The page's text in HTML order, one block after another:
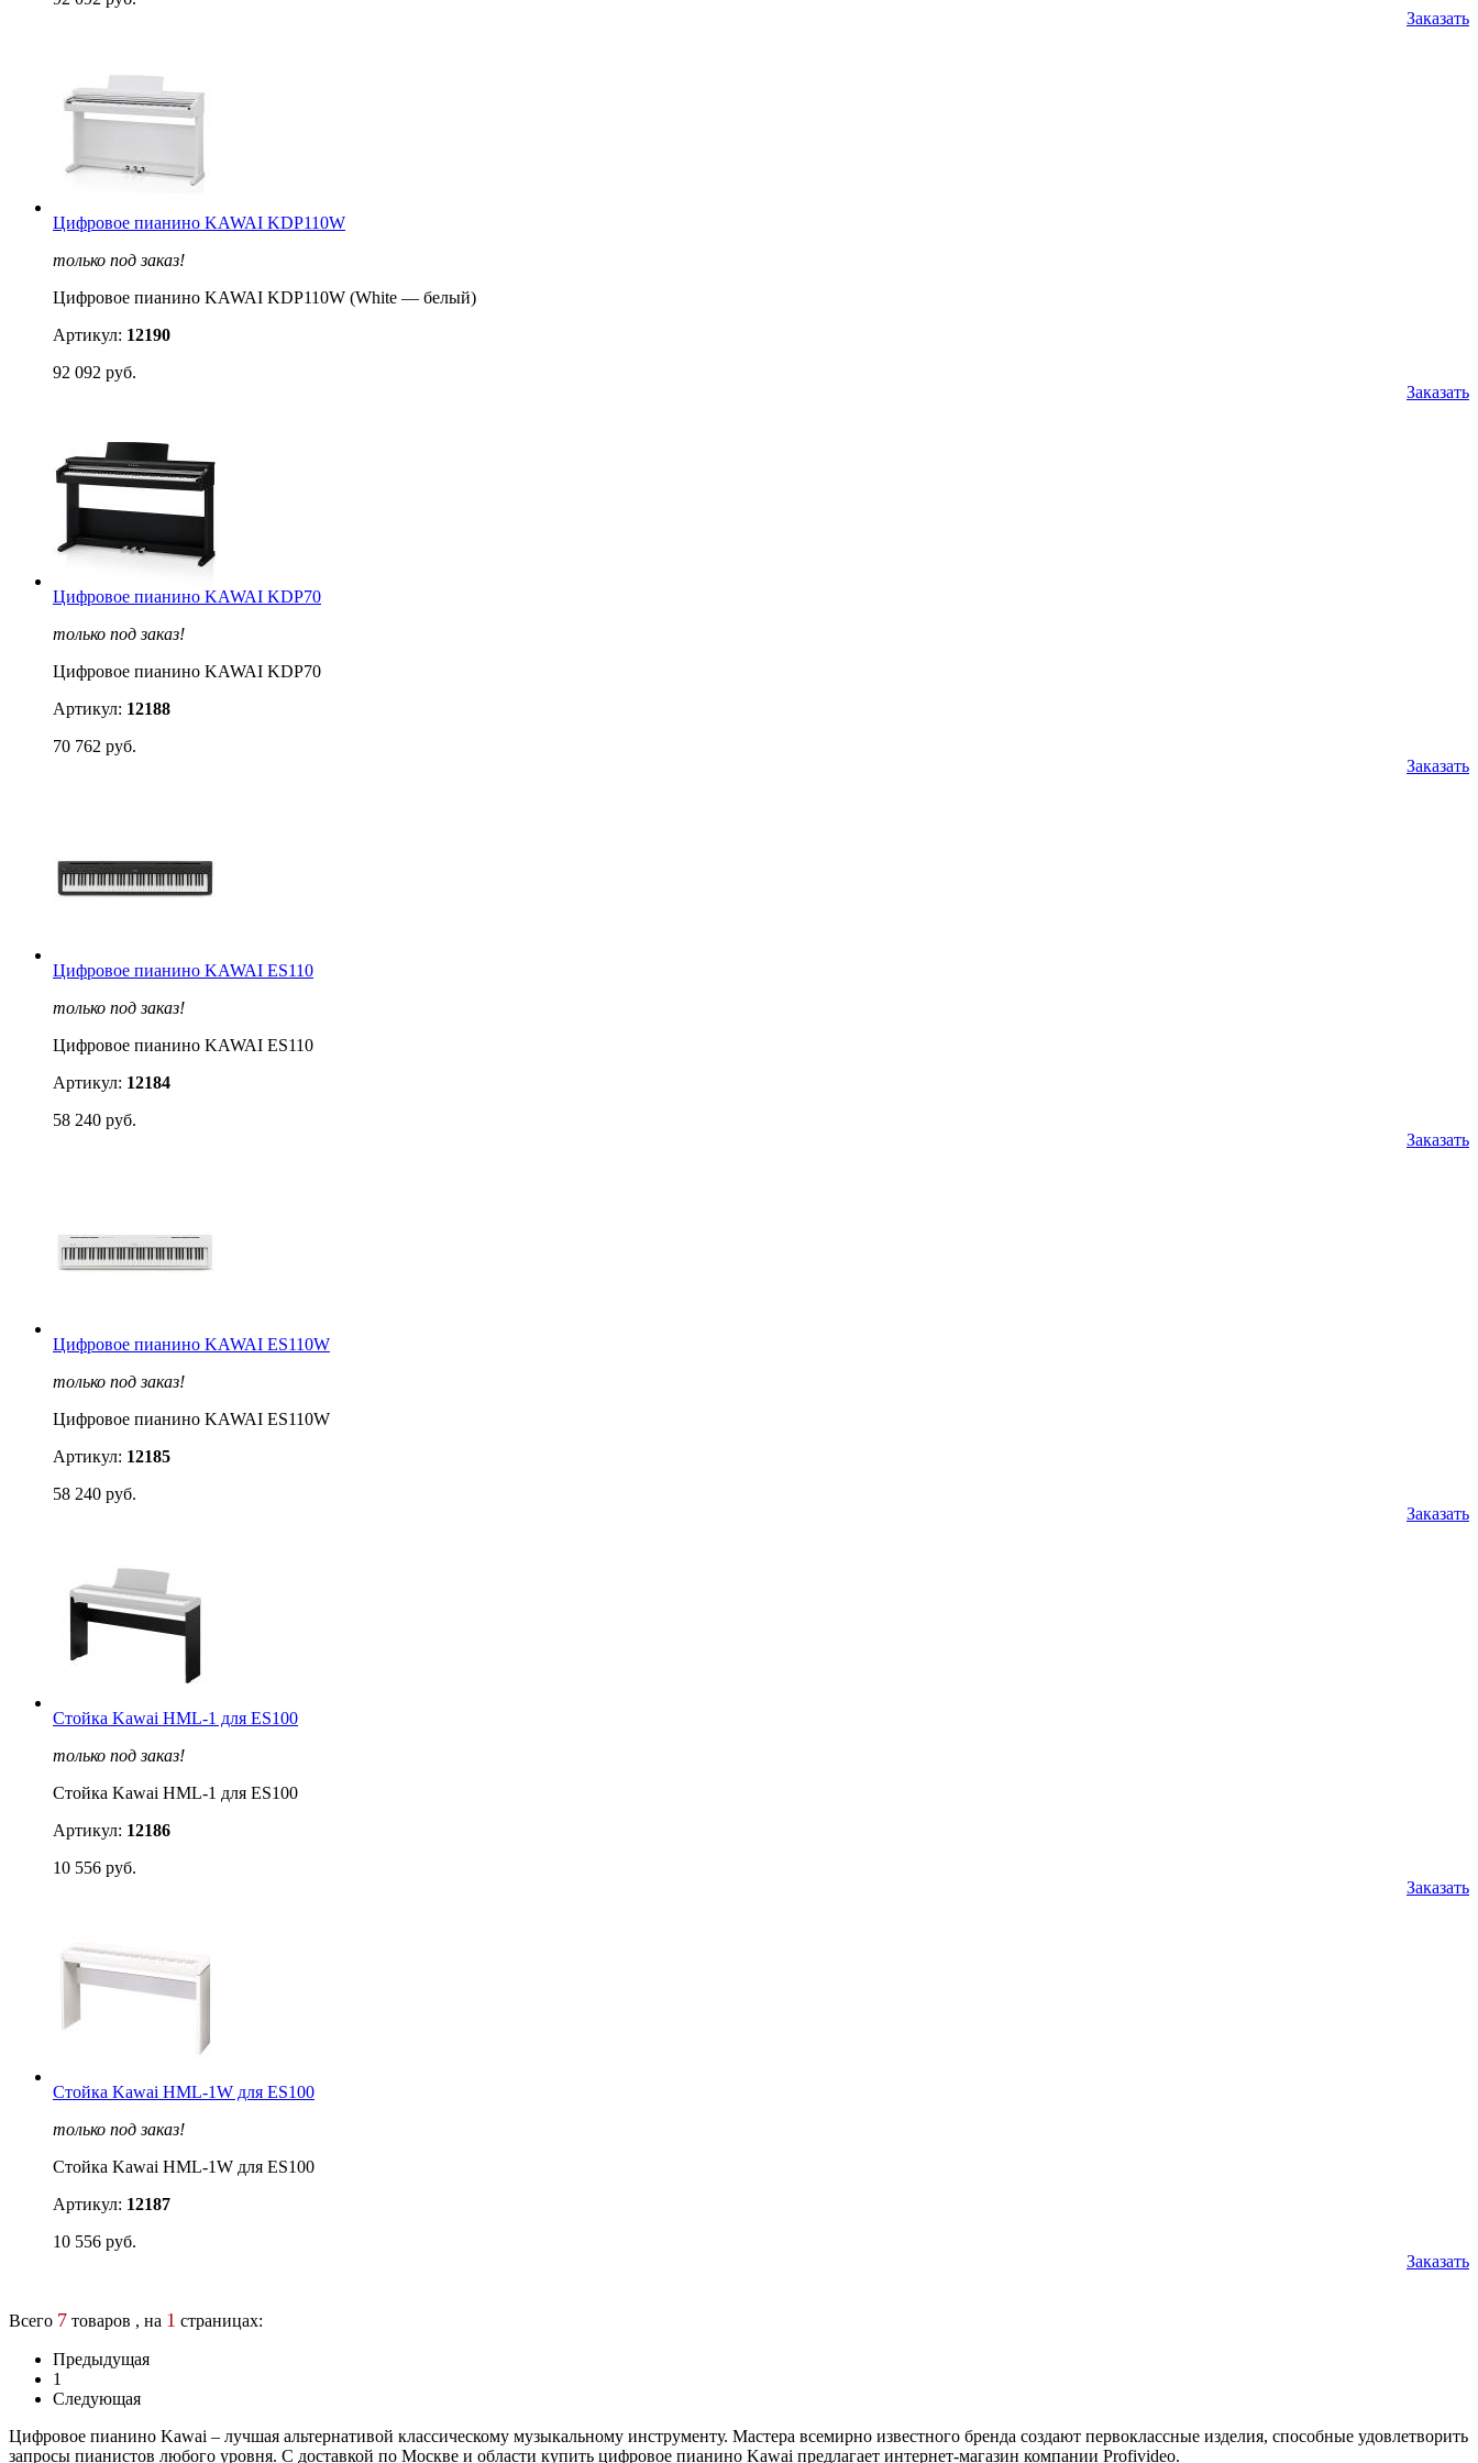
Заказать
Цифровое пианино KAWAI KDP110W
только под заказ!
Цифровое пианино KAWAI KDP110W (White — белый)
Артикул: 12190
92 092 руб.
Заказать
Цифровое пианино KAWAI KDP70
только под заказ!
Цифровое пианино KAWAI KDP70
Артикул: 12188
70 762 руб.
Заказать
Цифровое пианино KAWAI ES110
только под заказ!
Цифровое пианино KAWAI ES110
Артикул: 12184
58 240 руб.
Заказать
Цифровое пианино KAWAI ES110W
только под заказ!
Цифровое пианино KAWAI ES110W
Артикул: 12185
58 240 руб.
Заказать
Стойка Kawai HML-1 для ES100
только под заказ!
Стойка Kawai HML-1 для ES100
Артикул: 12186
10 556 руб.
Заказать
Стойка Kawai HML-1W для ES100
только под заказ!
Стойка Kawai HML-1W для ES100
Артикул: 12187
10 556 руб.
Заказать
Всего 7 товаров , на 1 страницах:
Предыдущая
1
Следующая
Цифровое пианино Kawai – лучшая альтернативой классическому музыкальному инструменту. Мастера всемирно известного бренда создают первоклассные изделия, способные удовлетворить
запросы пианистов любого уровня. С доставкой по Москве и области купить цифровое пианино Kawai предлагает интернет-магазин компании Profivideo.